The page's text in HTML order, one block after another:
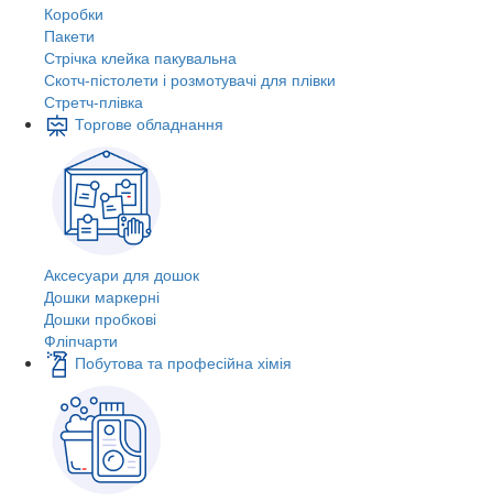
Коробки
Пакети
Стрічка клейка пакувальна
Скотч-пістолети і розмотувачі для плівки
Стретч-плівка
Торгове обладнання
Аксесуари для дошок
Дошки маркерні
Дошки пробкові
Фліпчарти
Побутова та професійна хімія